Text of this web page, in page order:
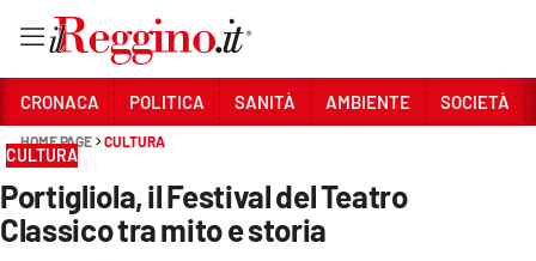
Sezioni
CRONACA
CRONACA POLITICA SANITÀ AMBIENTE SOCIETÀ
HOME PAGE CULTURA
CULTURA
Portigliola, il Festival del Teatro
Classico tra mito e storia